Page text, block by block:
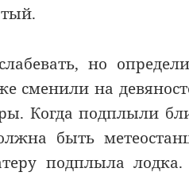
но
сменили на
Когда подплыли
быть
подплыла